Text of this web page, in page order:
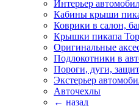
Интерьер
Кабины крыши
Коврики в салон,
Крышки пикапа
Оригинальные
Подлокотники в
Пороги, дуги,
Экстерьер
Авточехлы
← назад